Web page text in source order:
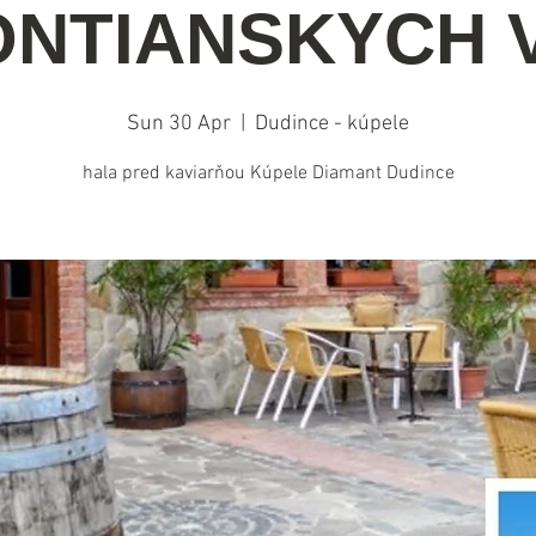
Sun 30 Apr Dudince - kúpele
hala pred kaviarňou Kúpele Diamant Dudince